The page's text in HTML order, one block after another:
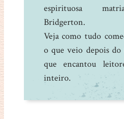
espirituosa
Bridgerton.
Veja como tudo
o que veio depois do
que encantou
inteiro.